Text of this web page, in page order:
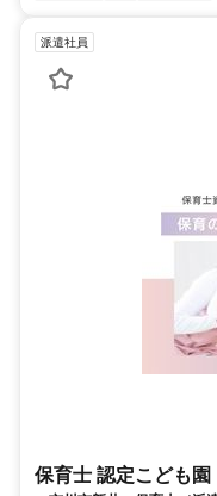
派遣社員
保育士 認定こども園